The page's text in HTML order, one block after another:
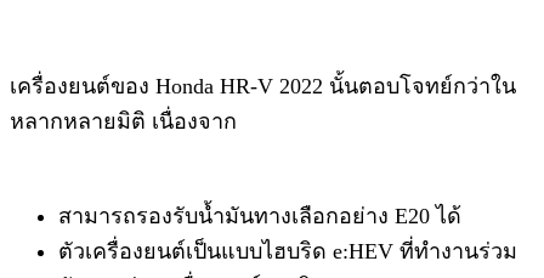
เครื่องยนต์ของ Honda HR-V 2022 นั้นตอบโจทย์กว่าใน
หลากหลายมิติ​ เนื่องจาก
สามารถรองรับน้ำมันทางเลือกอย่าง E20 ได้
ตัวเครื่องยนต์เป็นแบบไฮบริด e:HEV ที่ทำงานร่วม